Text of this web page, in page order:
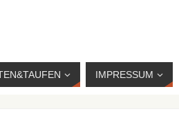
IMPRESSUM